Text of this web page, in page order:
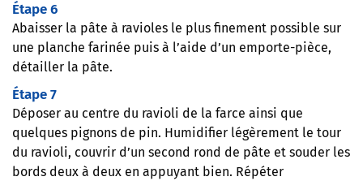
Étape 6
Abaisser la pâte à ravioles le plus finement possible sur
une planche farinée puis à l’aide d’un emporte-pièce,
détailler la pâte.
Étape 7
Déposer au centre du ravioli de la farce ainsi que
quelques pignons de pin. Humidifier légèrement le tour
du ravioli, couvrir d’un second rond de pâte et souder les
bords deux à deux en appuyant bien. Répéter